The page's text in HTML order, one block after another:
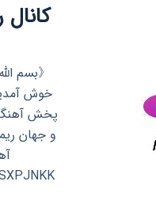
《بسم
پخش آهنگ
و جهان